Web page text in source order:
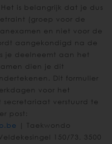
Het is belangrijk dat je dus
(groep voor de
en niet voor de
aangekondigd na de
je deelneemt aan het
dien je dit
Dit formulier
voor het
verstuurd te
post:
| Taekwondo
150/73, 3500